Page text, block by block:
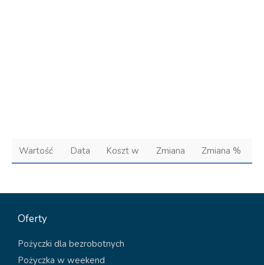
Wartość Data Koszt w Zmiana Zmiana %
Oferty
Pożyczki dla bezrobotnych
Pożyczka w weekend